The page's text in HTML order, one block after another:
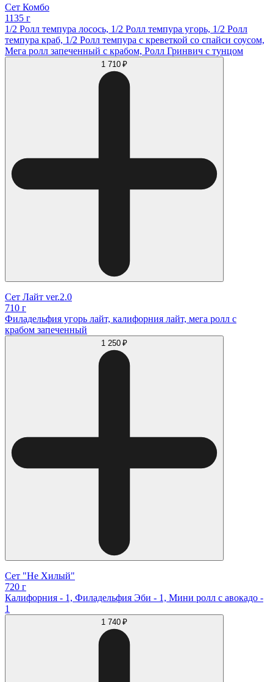
Сет Комбо
1135 г
1/2 Ролл темпура лосось, 1/2 Ролл темпура угорь, 1/2 Ролл
темпура краб, 1/2 Ролл темпура с креветкой со спайси соусом,
Мега ролл запеченный с крабом, Ролл Гринвич с тунцом
1 710 ₽
Сет Лайт ver.2.0
710 г
Филадельфия угорь лайт, калифорния лайт, мега ролл с
крабом запеченный
1 250 ₽
Сет "Не Хилый"
720 г
Калифорния - 1, Филадельфия Эби - 1, Мини ролл с авокадо -
1
1 740 ₽